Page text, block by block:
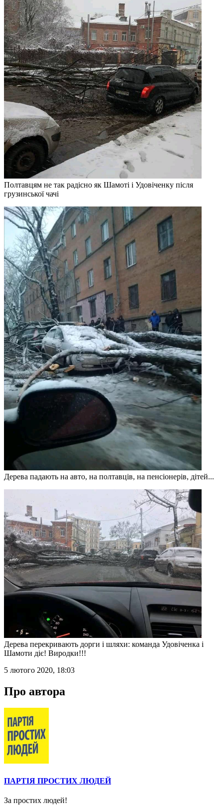
Полтавцям не так радісно як Шамоті і Удовіченку після
грузинської чачі
Дерева падають на авто, на полтавців, на пенсіонерів, дітей...
Дерева перекривають дорги і шляхи: команда Удовіченка і
Шамоти діє! Виродки!!!
5 лютого 2020, 18:03
Про автора
ПАРТІЯ ПРОСТИХ ЛЮДЕЙ
За простих людей!